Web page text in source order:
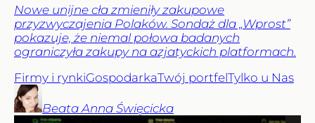
Nowe unijne cła zmieniły zakupowe
przyzwyczajenia Polaków. Sondaż dla „Wprost”
pokazuje, że niemal połowa badanych
ograniczyła zakupy na azjatyckich platformach.
Firmy i rynkiGospodarkaTwój portfelTylko u Nas
Beata Anna Święcicka